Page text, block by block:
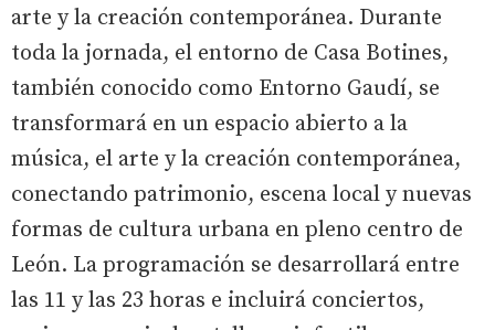
arte y la creación contemporánea. Durante
toda la jornada, el entorno de Casa Botines,
también conocido como Entorno Gaudí, se
transformará en un espacio abierto a la
música, el arte y la creación contemporánea,
conectando patrimonio, escena local y nuevas
formas de cultura urbana en pleno centro de
León. La programación se desarrollará entre
las 11 y las 23 horas e incluirá conciertos,